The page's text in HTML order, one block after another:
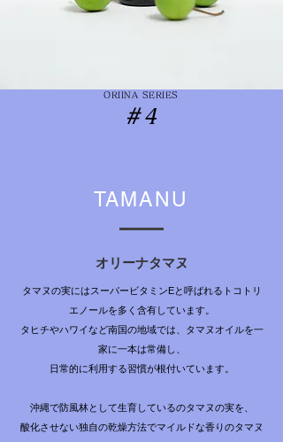
ORIINA SERIES
＃4
TAMANU
オリーナタマヌ
タマヌの実にはスーパービタミンEと呼ばれるトコトリ
エノールを多く含有しています。
タヒチやハワイなど南国の地域では、タマヌオイルを一
家に一本は常備し、
日常的に利用する習慣が根付いています。
沖縄で防風林として生育しているのタマヌの実を、
酸化させない独自の乾燥方法でマイルドな香りのタマヌ